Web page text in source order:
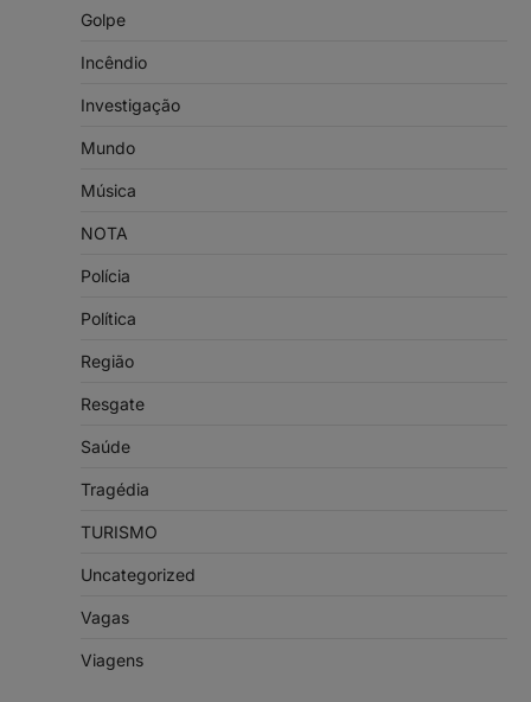
Golpe
Incêndio
Investigação
Mundo
Música
NOTA
Polícia
Política
Região
Resgate
Saúde
Tragédia
TURISMO
Uncategorized
Vagas
Viagens